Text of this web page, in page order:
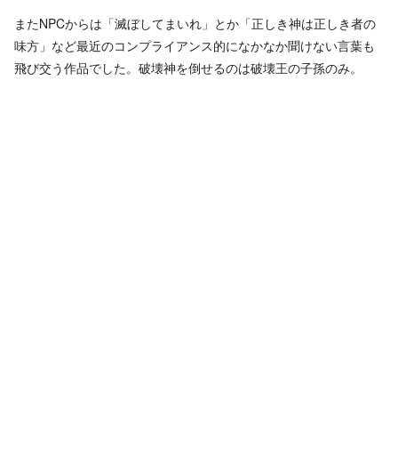
またNPCからは「滅ぼしてまいれ」とか「正しき神は正しき者の
味方」など最近のコンプライアンス的になかなか聞けない言葉も
飛び交う作品でした。破壊神を倒せるのは破壊王の子孫のみ。